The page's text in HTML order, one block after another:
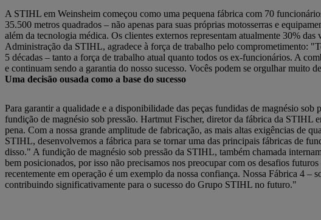
A STIHL em Weinsheim começou como uma pequena fábrica com 70
35.500 metros quadrados – não apenas para suas próprias motosserras e
além da tecnologia médica. Os clientes externos representam atualmente 30%
Administração da STIHL, agradece à força de trabalho pelo comprometimento:
5 décadas – tanto a força de trabalho atual quanto todos os ex-funcionários. A
e continuam sendo a garantia do nosso sucesso. Vocês podem se orgulhar muito
Uma decisão ousada como a base do sucesso
Para garantir a qualidade e a disponibilidade das peças fundidas de magnésio
fundição de magnésio sob pressão. Hartmut Fischer, diretor da fábrica da STIHL
pena. Com a nossa grande amplitude de fabricação, as mais altas exigências de
STIHL, desenvolvemos a fábrica para se tornar uma das principais fábricas de
disso." A fundição de magnésio sob pressão da STIHL, também chamada
bem posicionados, por isso não precisamos nos preocupar com os desafios
recentemente em operação é um exemplo da nossa confiança. Nossa Fábrica 4 –
contribuindo significativamente para o sucesso do Grupo STIHL no futuro."